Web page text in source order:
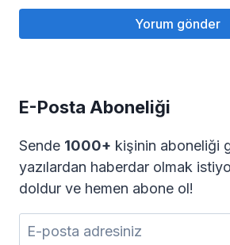
E-Posta Aboneliği
Sende 1000+ kişinin aboneliği
yazılardan haberdar olmak
doldur ve hemen abone ol!